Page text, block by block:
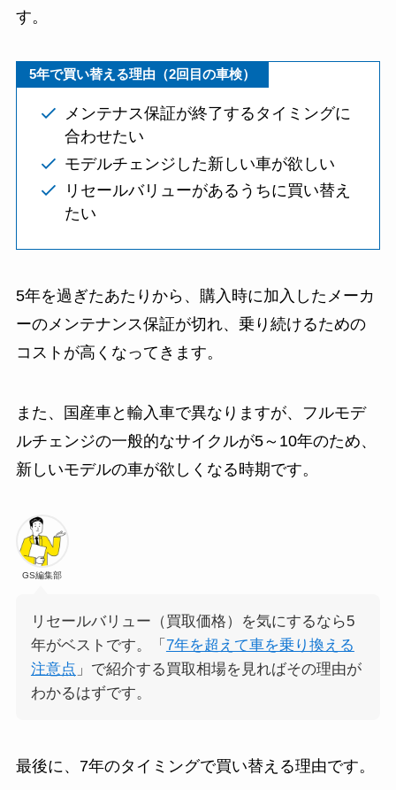
す。
5年で買い替える理由（2回目の車検）
メンテナス保証が終了するタイミングに
合わせたい
モデルチェンジした新しい車が欲しい
リセールバリューがあるうちに買い替え
たい
5年を過ぎたあたりから、購入時に加入したメーカ
ーのメンテナンス保証が切れ、乗り続けるための
コストが高くなってきます。
また、国産車と輸入車で異なりますが、フルモデ
ルチェンジの一般的なサイクルが5～10年のため、
新しいモデルの車が欲しくなる時期です。
GS編集部
リセールバリュー（買取価格）を気にするなら5
年がベストです。「 7年を超えて車を乗り換える
注意点 」で紹介する買取相場を見ればその理由が
わかるはずです。
最後に、7年のタイミングで買い替える理由です。